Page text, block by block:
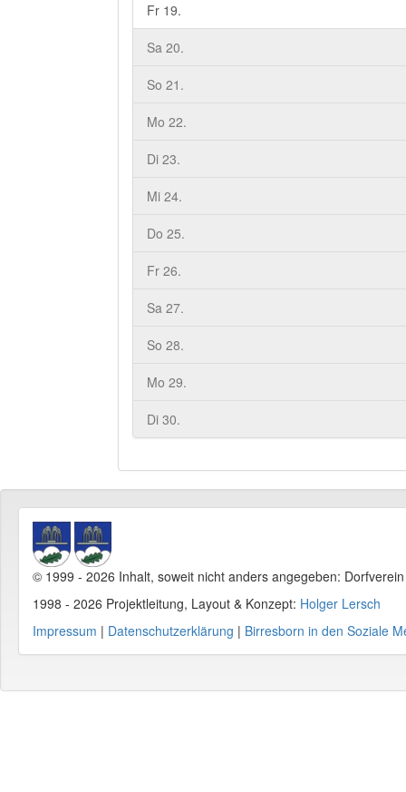
Fr 19.
Sa 20.
So 21.
Mo 22.
Di 23.
Mi 24.
Do 25.
Fr 26.
Sa 27.
So 28.
Mo 29.
Di 30.
© 1999 - 2026 Inhalt, soweit nicht anders angegeben:
1998 - 2026 Projektleitung, Layout & Konzept: Holger Lersch
Impressum | Datenschutzerklärung | Birresborn in den Soziale